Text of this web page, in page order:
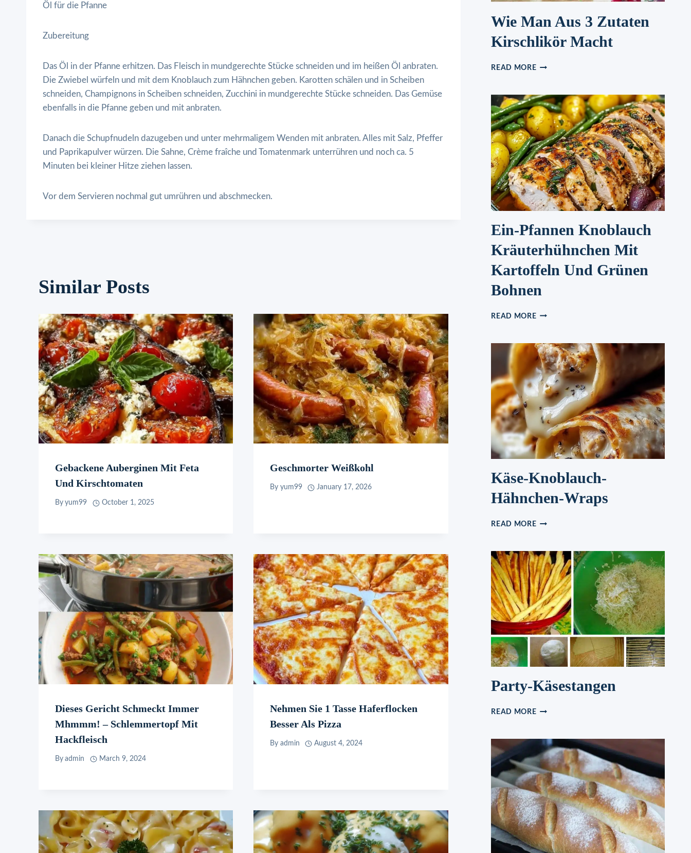
Öl für die Pfanne
Zubereitung
Das Öl in der Pfanne erhitzen. Das Fleisch in mundgerechte Stücke schneiden und im heißen Öl anbraten.
Die Zwiebel würfeln und mit dem Knoblauch zum Hähnchen geben. Karotten schälen und in Scheiben
schneiden, Champignons in Scheiben schneiden, Zucchini in mundgerechte Stücke schneiden. Das Gemüse
ebenfalls in die Pfanne geben und mit anbraten.
Danach die Schupfnudeln dazugeben und unter mehrmaligem Wenden mit anbraten. Alles mit Salz, Pfeffer
und Paprikapulver würzen. Die Sahne, Crème fraîche und Tomatenmark unterrühren und noch ca. 5
Minuten bei kleiner Hitze ziehen lassen.
Vor dem Servieren nochmal gut umrühren und abschmecken.
Similar Posts
Gebackene Auberginen Mit Feta
Und Kirschtomaten
By yum99 October 1, 2025
Geschmorter Weißkohl
By yum99 January 17, 2026
Dieses Gericht Schmeckt Immer
Mhmmm! – Schlemmertopf Mit
Hackfleisch
By admin March 9, 2024
Nehmen Sie 1 Tasse Haferflocken
Besser Als Pizza
By admin August 4, 2024
Wie Man Aus 3 Zutaten
Kirschlikör Macht
READ MOREWIE
3
ZUTATEN
KIRSCHLIKÖR
MACHT
Ein-Pfannen Knoblauch
Kräuterhühnchen Mit
Kartoffeln Und Grünen
Bohnen
READ MOREEIN-
KRÄUTERHÜHNCHEN
MIT
KARTOFFELN
UND
GRÜNEN
BOHNEN
Käse-Knoblauch-
Hähnchen-Wraps
READ MOREKÄSE-
WRAPS
Party-Käsestangen
READ MOREPARTY-